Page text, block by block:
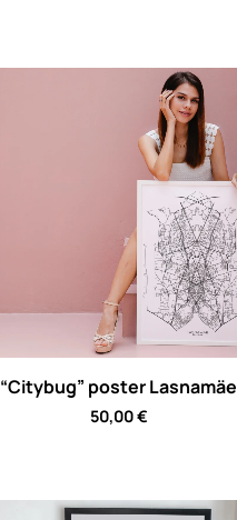
“Citybug” poster Lasnamäe
50,00€